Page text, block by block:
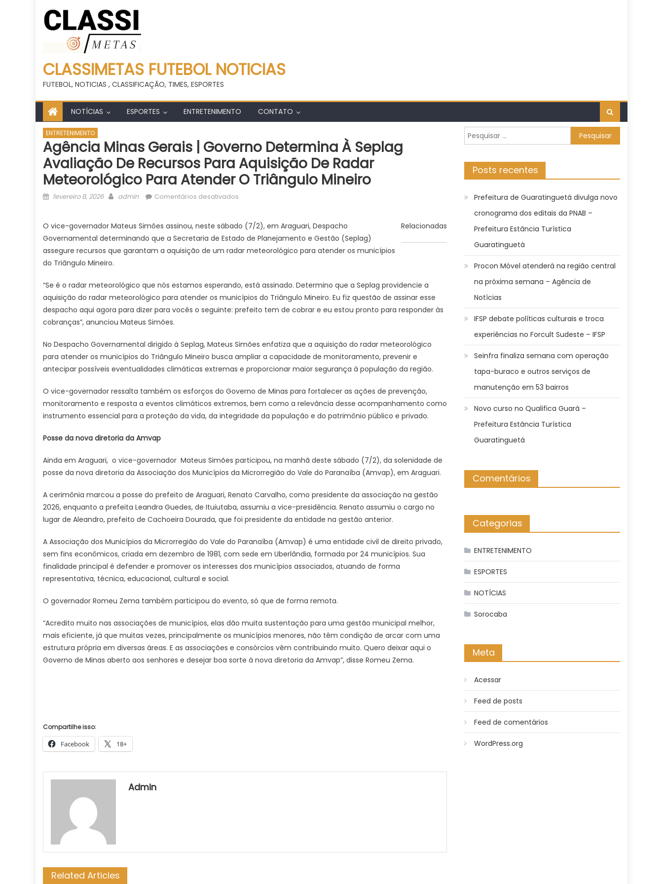
CLASSIMETAS FUTEBOL NOTICIAS
FUTEBOL, NOTICIAS , CLASSIFICAÇÃO, TIMES, ESPORTES
NOTÍCIAS ESPORTES ENTRETENIMENTO CONTATO
ENTRETENIMENTO
Agência Minas Gerais | Governo Determina À Seplag
Avaliação De Recursos Para Aquisição De Radar
Meteorológico Para Atender O Triângulo Mineiro
Posted
fevereiro 8, 2026 Author
admin Comentários desativados
Gerais
|
Governo
Seplag
avaliação
de
aquisição
de
radar
para
atender
o
Relacionadas
O vice-governador Mateus Simões assinou, neste sábado (7/2), em Araguari, Despacho
Governamental determinando que a Secretaria de Estado de Planejamento e Gestão (Seplag)
assegure recursos que garantam a aquisição de um radar meteorológico para atender os municípios
do Triângulo Mineiro.
“Se é o radar meteorológico que nós estamos esperando, está assinado. Determino que a Seplag providencie a
aquisição do radar meteorológico para atender os municípios do Triângulo Mineiro. Eu fiz questão de assinar esse
despacho aqui agora para dizer para vocês o seguinte: prefeito tem de cobrar e eu estou pronto para responder às
cobranças”, anunciou Mateus Simões.
No Despacho Governamental dirigido à Seplag, Mateus Simões enfatiza que a aquisição do radar meteorológico
para atender os municípios do Triângulo Mineiro busca ampliar a capacidade de monitoramento, prevenir e
antecipar possíveis eventualidades climáticas extremas e proporcionar maior segurança à população da região.
O vice-governador ressalta também os esforços do Governo de Minas para fortalecer as ações de prevenção,
monitoramento e resposta a eventos climáticos extremos, bem como a relevância desse acompanhamento como
instrumento essencial para a proteção da vida, da integridade da população e do patrimônio público e privado.
Posse da nova diretoria da Amvap
Ainda em Araguari, o vice-governador Mateus Simões participou, na manhã deste sábado (7/2), da solenidade de
posse da nova diretoria da Associação dos Municípios da Microrregião do Vale do Paranaíba (Amvap), em Araguari.
A cerimônia marcou a posse do prefeito de Araguari, Renato Carvalho, como presidente da associação na gestão
2026, enquanto a prefeita Leandra Guedes, de Ituiutaba, assumiu a vice-presidência. Renato assumiu o cargo no
lugar de Aleandro, prefeito de Cachoeira Dourada, que foi presidente da entidade na gestão anterior.
A Associação dos Municípios da Microrregião do Vale do Paranaíba (Amvap) é uma entidade civil de direito privado,
sem fins econômicos, criada em dezembro de 1981, com sede em Uberlândia, formada por 24 municípios. Sua
finalidade principal é defender e promover os interesses dos municípios associados, atuando de forma
representativa, técnica, educacional, cultural e social.
O governador Romeu Zema também participou do evento, só que de forma remota.
“Acredito muito nas associações de municípios, elas dão muita sustentação para uma gestão municipal melhor,
mais eficiente, já que muitas vezes, principalmente os municípios menores, não têm condição de arcar com uma
estrutura própria em diversas áreas. E as associações e consórcios vêm contribuindo muito. Quero deixar aqui o
Governo de Minas aberto aos senhores e desejar boa sorte à nova diretoria da Amvap”, disse Romeu Zema.
Compartilhe isso:
Facebook 18+
Admin
Related Articles
Pesquisar
por:
Posts recentes
Prefeitura de Guaratinguetá divulga novo
cronograma dos editais da PNAB –
Prefeitura Estância Turística
Guaratinguetá
Procon Móvel atenderá na região central
na próxima semana – Agência de
Notícias
IFSP debate políticas culturais e troca
experiências no Forcult Sudeste – IFSP
Seinfra finaliza semana com operação
tapa-buraco e outros serviços de
manutenção em 53 bairros
Novo curso no Qualifica Guará –
Prefeitura Estância Turística
Guaratinguetá
Comentários
Categorias
ENTRETENIMENTO
ESPORTES
NOTÍCIAS
Sorocaba
Meta
Acessar
Feed de posts
Feed de comentários
WordPress.org